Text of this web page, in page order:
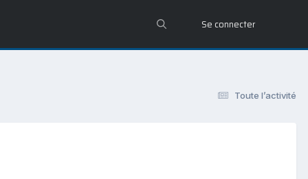
Se connecter
Toute l’activité